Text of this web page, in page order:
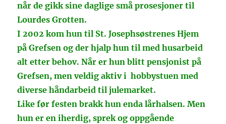
når de gikk sine daglige små prosesjoner til
Lourdes Grotten.
I 2002 kom hun til St. Josephsøstrenes Hjem
på Grefsen og der hjalp hun til med husarbeid
alt etter behov. Når er hun blitt pensjonist på
Grefsen, men veldig aktiv i hobbystuen med
diverse håndarbeid til julemarket.
Like før festen brakk hun enda lårhalsen. Men
hun er en iherdig, sprek og oppgående